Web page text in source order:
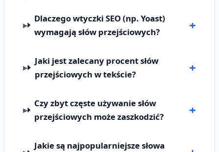
Dlaczego wtyczki SEO (np. Yoast)
wymagają słów przejściowych?
Jaki jest zalecany procent słów
przejściowych w tekście?
Czy zbyt częste używanie słów
przejściowych może zaszkodzić?
Jakie są najpopularniejsze słowa